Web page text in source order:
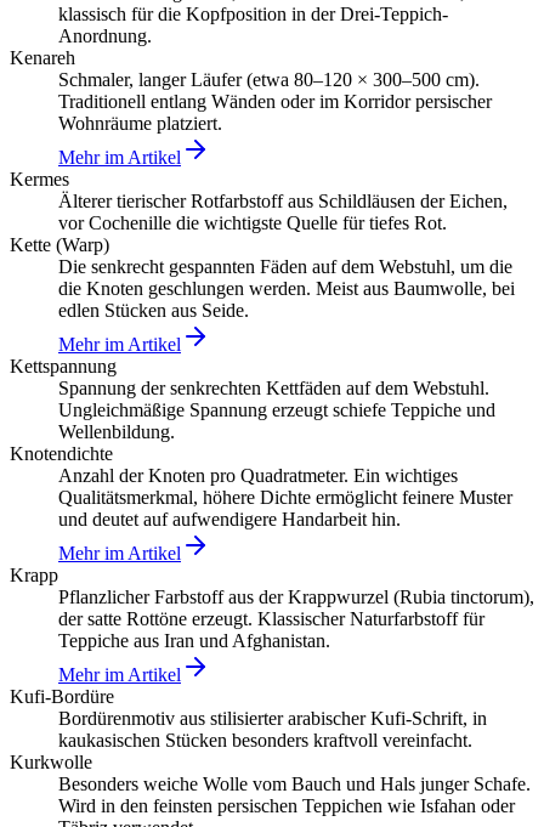
klassisch für die Kopfposition in der Drei-Teppich-
Anordnung.
Kenareh
Schmaler, langer Läufer (etwa 80–120 × 300–500 cm).
Traditionell entlang Wänden oder im Korridor persischer
Wohnräume platziert.
Mehr im Artikel
Kermes
Älterer tierischer Rotfarbstoff aus Schildläusen der Eichen,
vor Cochenille die wichtigste Quelle für tiefes Rot.
Kette (Warp)
Die senkrecht gespannten Fäden auf dem Webstuhl, um die
die Knoten geschlungen werden. Meist aus Baumwolle, bei
edlen Stücken aus Seide.
Mehr im Artikel
Kettspannung
Spannung der senkrechten Kettfäden auf dem Webstuhl.
Ungleichmäßige Spannung erzeugt schiefe Teppiche und
Wellenbildung.
Knotendichte
Anzahl der Knoten pro Quadratmeter. Ein wichtiges
Qualitätsmerkmal, höhere Dichte ermöglicht feinere Muster
und deutet auf aufwendigere Handarbeit hin.
Mehr im Artikel
Krapp
Pflanzlicher Farbstoff aus der Krappwurzel (Rubia tinctorum),
der satte Rottöne erzeugt. Klassischer Naturfarbstoff für
Teppiche aus Iran und Afghanistan.
Mehr im Artikel
Kufi-Bordüre
Bordürenmotiv aus stilisierter arabischer Kufi-Schrift, in
kaukasischen Stücken besonders kraftvoll vereinfacht.
Kurkwolle
Besonders weiche Wolle vom Bauch und Hals junger Schafe.
Wird in den feinsten persischen Teppichen wie Isfahan oder